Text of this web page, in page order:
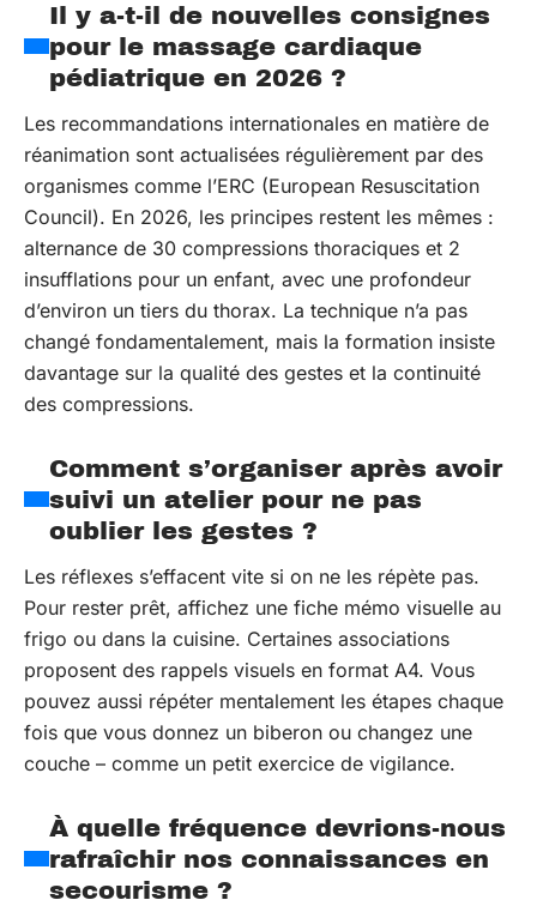
Il y a-t-il de nouvelles consignes
pour le massage cardiaque
pédiatrique en 2026 ?
Les recommandations internationales en matière de
réanimation sont actualisées régulièrement par des
organismes comme l’ERC (European Resuscitation
Council). En 2026, les principes restent les mêmes :
alternance de 30 compressions thoraciques et 2
insufflations pour un enfant, avec une profondeur
d’environ un tiers du thorax. La technique n’a pas
changé fondamentalement, mais la formation insiste
davantage sur la qualité des gestes et la continuité
des compressions.
Comment s’organiser après avoir
suivi un atelier pour ne pas
oublier les gestes ?
Les réflexes s’effacent vite si on ne les répète pas.
Pour rester prêt, affichez une fiche mémo visuelle au
frigo ou dans la cuisine. Certaines associations
proposent des rappels visuels en format A4. Vous
pouvez aussi répéter mentalement les étapes chaque
fois que vous donnez un biberon ou changez une
couche – comme un petit exercice de vigilance.
À quelle fréquence devrions-nous
rafraîchir nos connaissances en
secourisme ?